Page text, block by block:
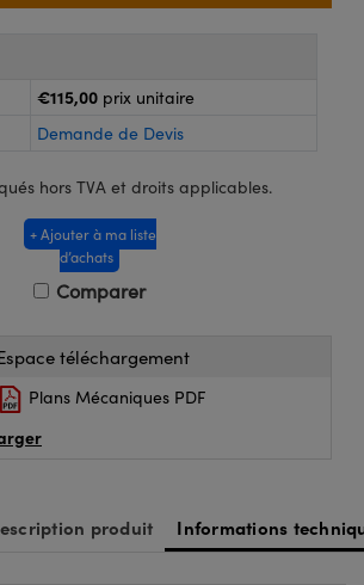
Directe
€115,00 prix unitaire
Demande de Devis
hors TVA et droits applicables.
+ Ajouter à ma liste
d’achats
Comparer
téléchargement
Plans Mécaniques PDF
produit Informations